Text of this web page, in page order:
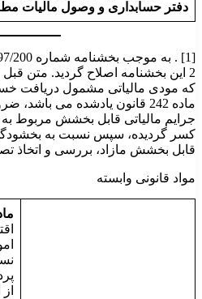
دفتر حسابداری و وصول مالیات
که مودی مالیاتی مشمول دریافت
ماده 242 قانون یادشده می
جرایم مالیاتی قابل بخشش مربوط
کسر گردیده، سپس نسبت به
قابل بخشش مازاد، بررسی و اتخاذ
مواد قانونی وابسته